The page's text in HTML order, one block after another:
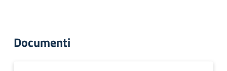
Documenti